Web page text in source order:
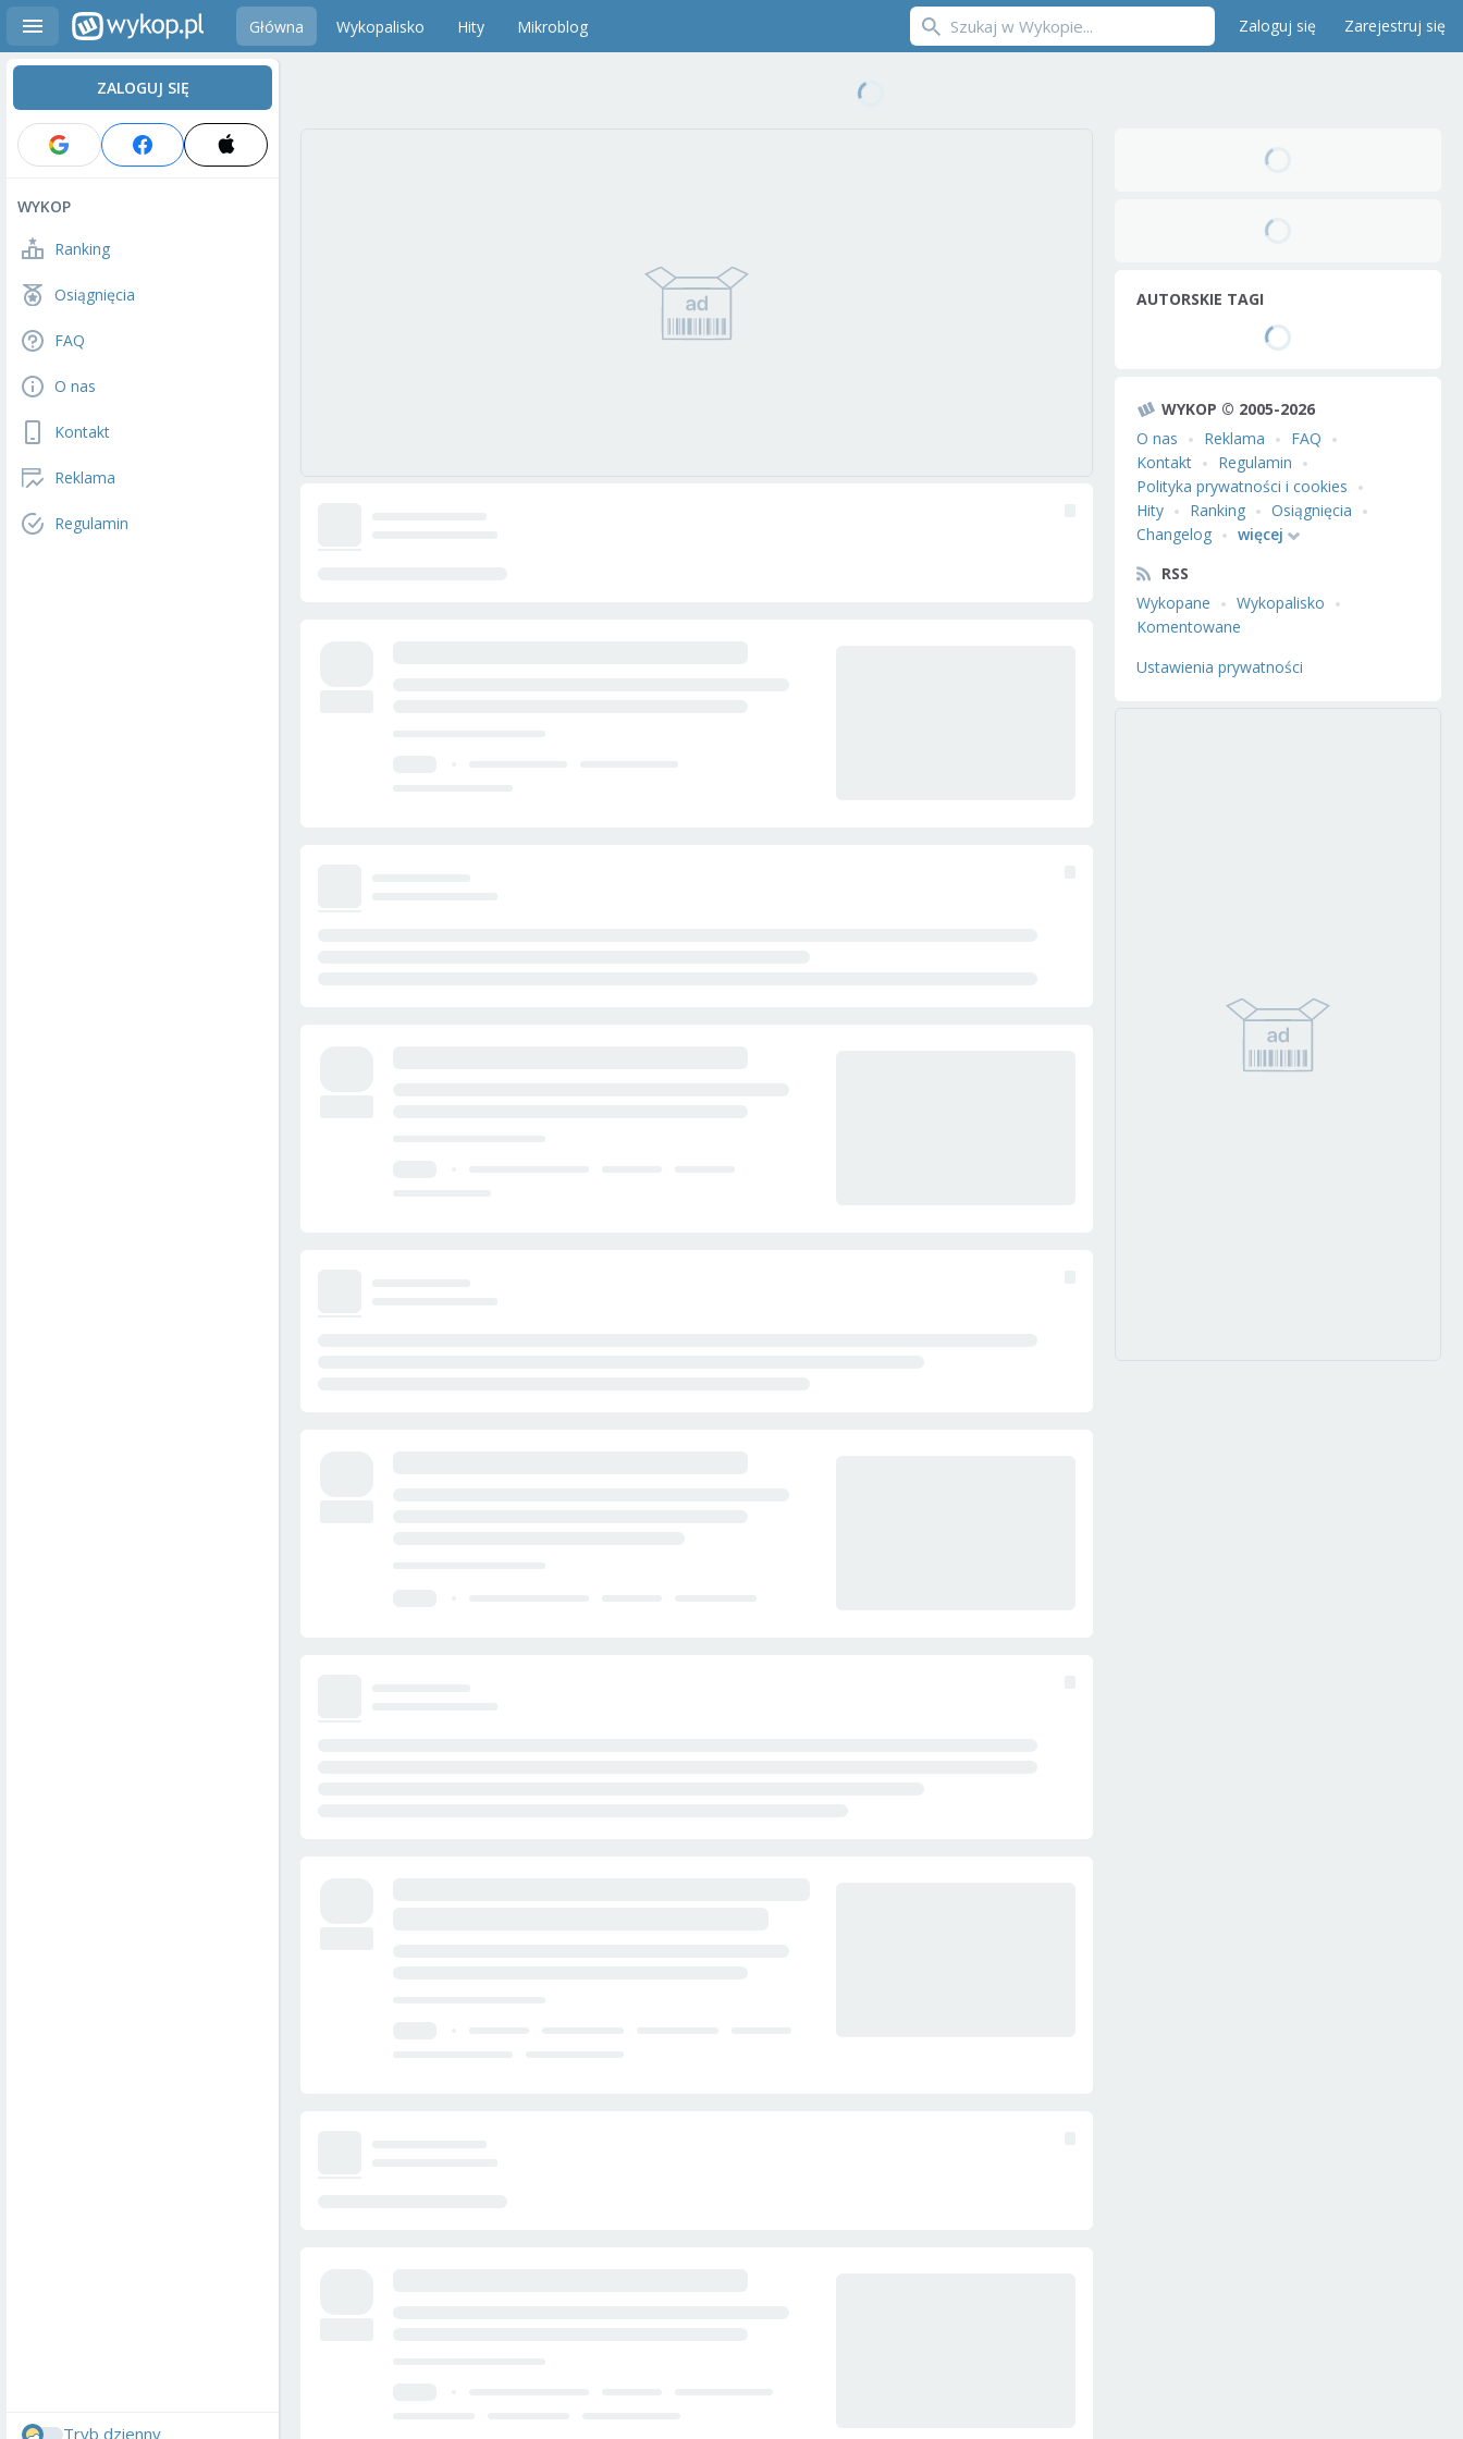
Główna Wykopalisko Hity Mikroblog Zaloguj się Zarejestruj się
ZALOGUJ SIĘ
WYKOP
Ranking
Osiągnięcia
FAQ
O nas
Kontakt
Reklama
Regulamin
Tryb dzienny
AUTORSKIE TAGI
WYKOP © 2005-2026
O nas
Reklama
FAQ
Kontakt
Regulamin
Polityka prywatności i cookies
Hity
Ranking
Osiągnięcia
Changelog
więcej
RSS
Wykopane
Wykopalisko
Komentowane
Ustawienia prywatności